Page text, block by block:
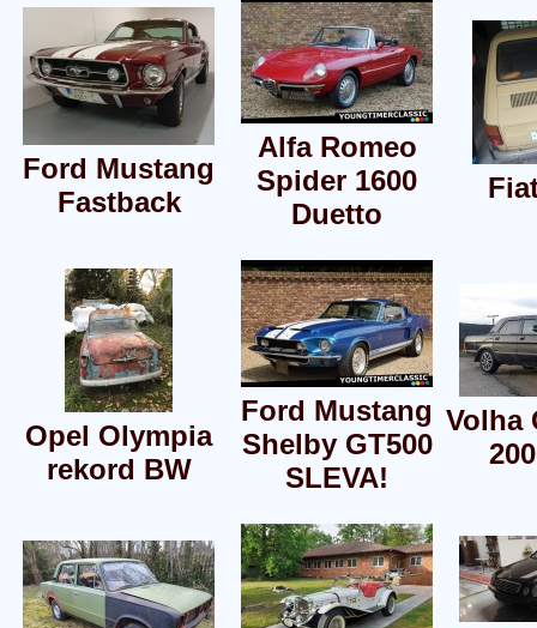
Ford Mustang
Fastback
Alfa Romeo
Spider 1600
Duetto
Opel Olympia
rekord BW
Ford Mustang
Shelby GT500
SLEVA!
Volha